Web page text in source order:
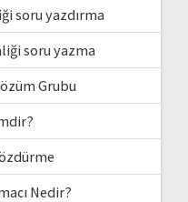
soru yazdırma
soru yazma
Grubu
Nedir?